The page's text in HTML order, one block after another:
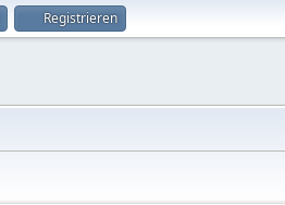
Registrieren